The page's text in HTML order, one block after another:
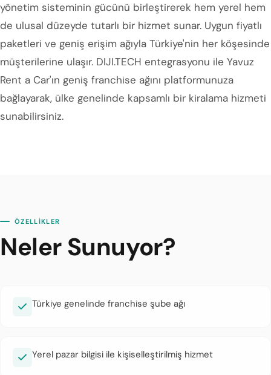
yönetim sisteminin gücünü birleştirerek hem yerel hem
de ulusal düzeyde tutarlı bir hizmet sunar. Uygun fiyatlı
paketleri ve geniş erişim ağıyla Türkiye'nin her köşesinde
müşterilerine ulaşır. DIJI.TECH entegrasyonu ile Yavuz
Rent a Car'ın geniş franchise ağını platformunuza
bağlayarak, ülke genelinde kapsamlı bir kiralama hizmeti
sunabilirsiniz.
ÖZELLİKLER
Neler Sunuyor?
Türkiye genelinde franchise şube ağı
Yerel pazar bilgisi ile kişiselleştirilmiş hizmet